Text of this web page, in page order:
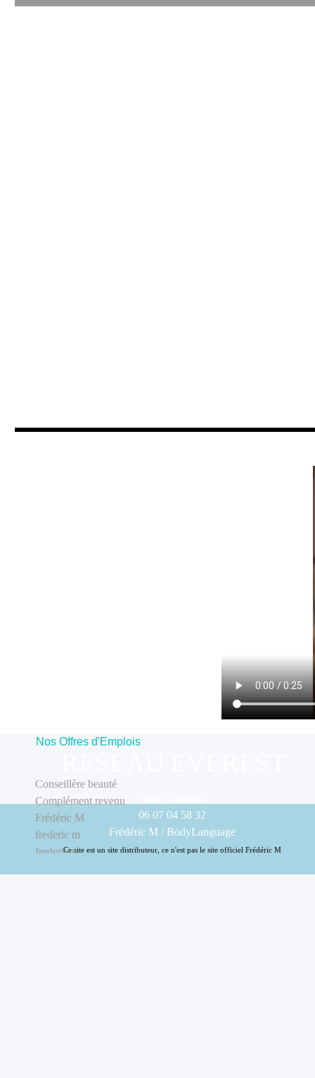
Nos Offres d'Emplois
Conseillère beauté
Complément revenu
Frédéric M
frederic m
fredericm
06 07 04 58 32
Frédéric M / BodyLanguage
Ce site est un site distributeur, ce n'est pas le site officiel Frédéric M